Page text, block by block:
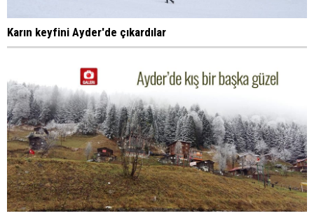
Karın keyfini Ayder'de çıkardılar